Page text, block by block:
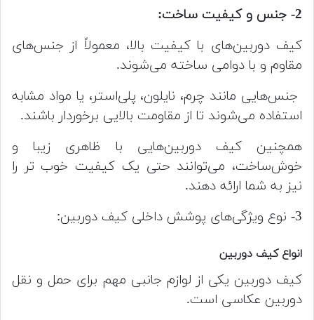
2- جنس و کیفیت ساخت:
کیف دوربین‌های با کیفیت بالا، معمولاً از جنس‌های
مقاوم و با دوامی ساخته می‌شوند.
جنس‌هایی مانند چرم، نایلون، پلی‌استر، یا مواد مشابه
استفاده می‌شوند تا از مقاومت بالایی برخوردار باشند.
همچنین کیف دوربین‌هایی با ظاهری زیبا و
خوش‌ساخت، می‌توانند حتی یک کیفیت خوب تر را
نیز به شما ارائه دهند.
3- نوع ویژگی‌های پوشش داخلی کیف دوربین:
انواع کیف دوربین
کیف دوربین یکی از لوازم جانبی مهم برای حمل و نقل
دوربین عکاسی است.